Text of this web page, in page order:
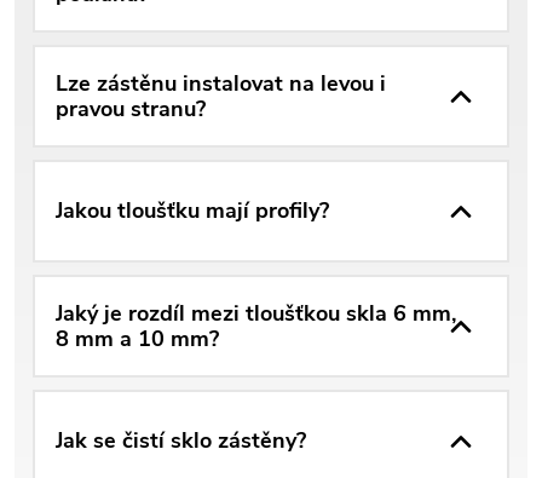
Lze zástěnu instalovat na levou i
pravou stranu?
Jakou tloušťku mají profily?
Jaký je rozdíl mezi tloušťkou skla 6 mm,
8 mm a 10 mm?
Jak se čistí sklo zástěny?